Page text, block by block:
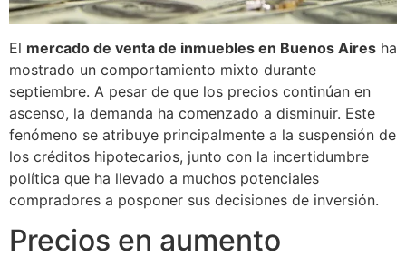
El mercado de venta de inmuebles en Buenos Aires ha
mostrado un comportamiento mixto durante
septiembre. A pesar de que los precios continúan en
ascenso, la demanda ha comenzado a disminuir. Este
fenómeno se atribuye principalmente a la suspensión de
los créditos hipotecarios, junto con la incertidumbre
política que ha llevado a muchos potenciales
compradores a posponer sus decisiones de inversión.
Precios en aumento